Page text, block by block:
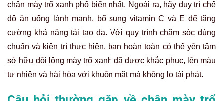
chân mày trổ xanh phổ biến nhất. Ngoài ra, hãy duy trì chế
độ ăn uống lành mạnh, bổ sung vitamin C và E để tăng
cường khả năng tái tạo da. Với quy trình chăm sóc đúng
chuẩn và kiên trì thực hiện, bạn hoàn toàn có thể yên tâm
sở hữu đôi lông mày trổ xanh đã được khắc phục, lên màu
tự nhiên và hài hòa với khuôn mặt mà không lo tái phát.